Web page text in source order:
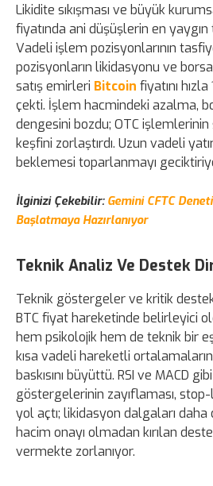
Likidite sıkışması ve büyük
fiyatında ani düşüşlerin en
Vadeli işlem pozisyonlarının
pozisyonların likidasyonu ve
satış emirleri Bitcoin fiyatını
çekti. İşlem hacmindeki azalma,
dengesini bozdu; OTC
keşfini zorlaştırdı. Uzun vadeli
beklemesi toparlanmayı
İlginizi Çekebilir: Gemini CFTC
Başlatmaya Hazırlanıyor
Teknik Analiz Ve Destek
Teknik göstergeler ve kritik
BTC fiyat hareketinde belirleyici
hem psikolojik hem de teknik bir
kısa vadeli hareketli ortalamaların
baskısını büyüttü. RSI ve MACD
göstergelerinin zayıflaması,
yol açtı; likidasyon dalgaları daha
hacim onayı olmadan kırılan
vermekte zorlanıyor.